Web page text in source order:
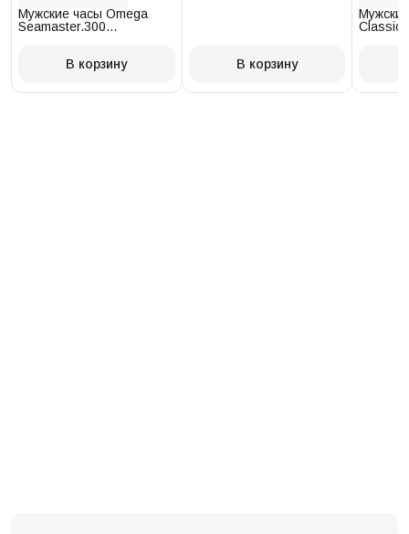
Мужские часы Omega
Seamaster.300
В корзину
В корзину
Classic